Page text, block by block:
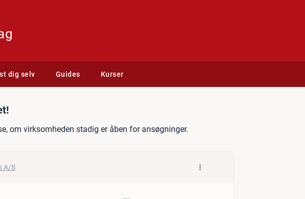
dig selv Guides Kurser
til fast daghold
om virksomheden stadig er åben for ansøgninger.
A/S